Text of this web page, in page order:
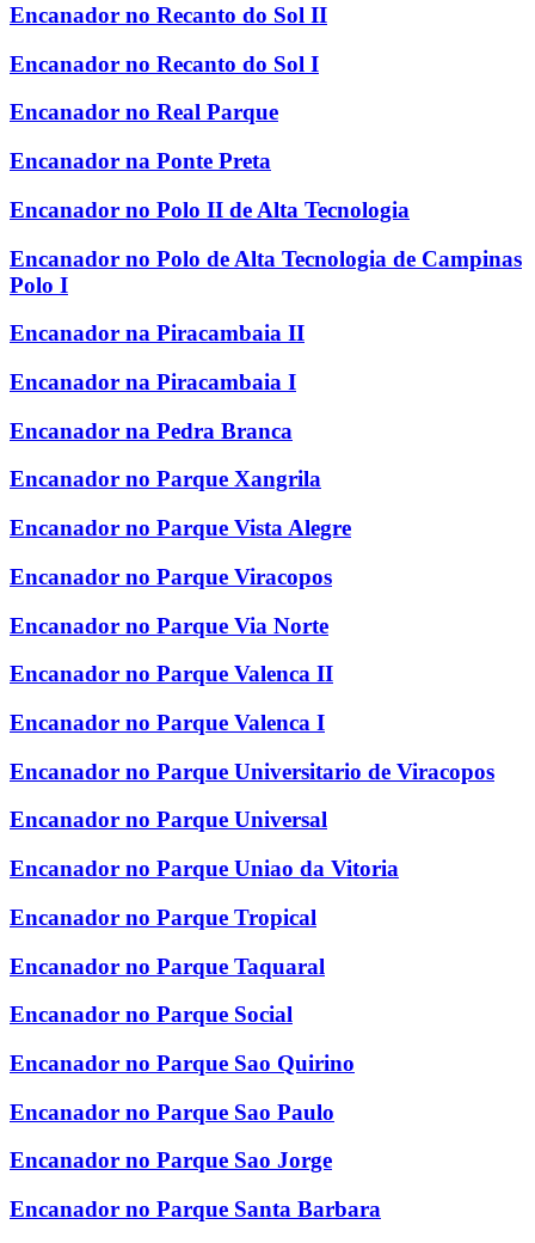
Encanador no Recanto do Sol II
Encanador no Recanto do Sol I
Encanador no Real Parque
Encanador na Ponte Preta
Encanador no Polo II de Alta Tecnologia
Encanador no Polo de Alta Tecnologia de Campinas
Polo I
Encanador na Piracambaia II
Encanador na Piracambaia I
Encanador na Pedra Branca
Encanador no Parque Xangrila
Encanador no Parque Vista Alegre
Encanador no Parque Viracopos
Encanador no Parque Via Norte
Encanador no Parque Valenca II
Encanador no Parque Valenca I
Encanador no Parque Universitario de Viracopos
Encanador no Parque Universal
Encanador no Parque Uniao da Vitoria
Encanador no Parque Tropical
Encanador no Parque Taquaral
Encanador no Parque Social
Encanador no Parque Sao Quirino
Encanador no Parque Sao Paulo
Encanador no Parque Sao Jorge
Encanador no Parque Santa Barbara